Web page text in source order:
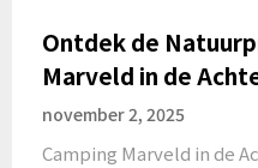
Ontdek de
Marveld in de
november 2, 2025
Camping Marveld in de